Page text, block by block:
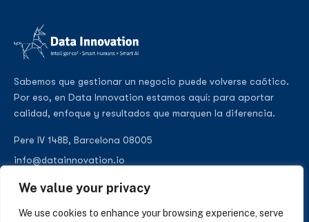
We value your privacy
We use cookies to enhance your browsing experience, serve
Sabemos que gestionar un negocio puede volverse caótico.
Por eso, en Data Innovation estamos aquí: para aportar
calidad, enfoque y resultados que marquen la diferencia.
Pere IV 148B, Barcelona 08005
info@datainnovation.io